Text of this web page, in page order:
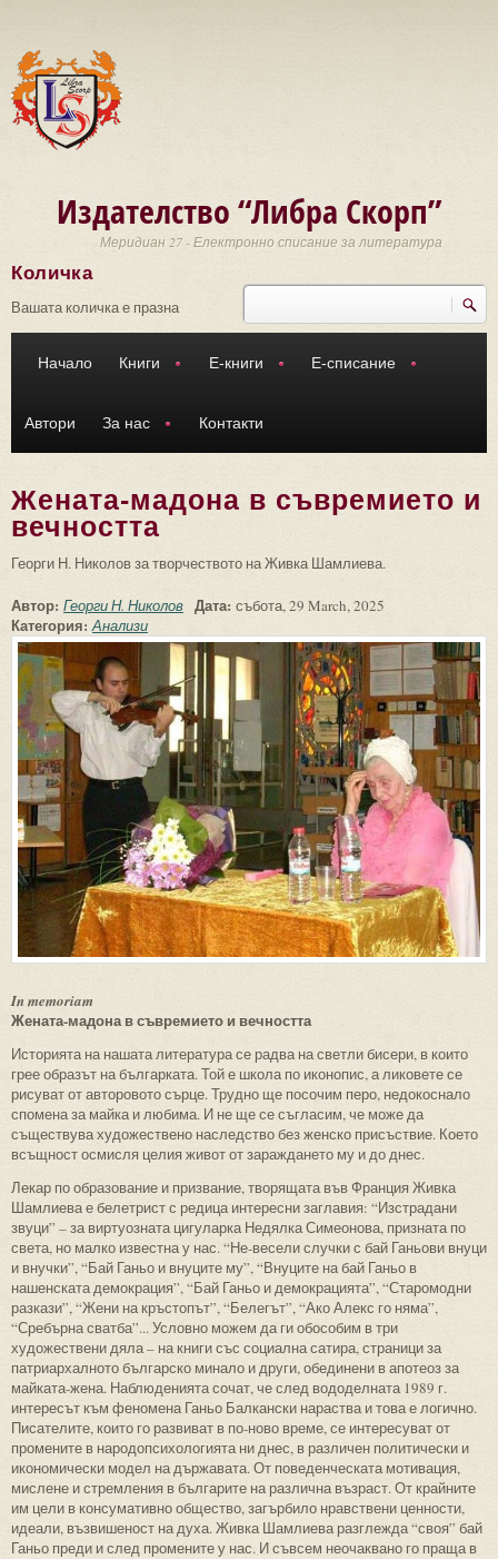
Издателство “Либра Скорп”
Меридиан 27 - Електронно списание за литература
Търси
Количка
Вашата количка е празна
Начало Книги Е-книги Е-списание
Автори За нас Контакти
Жената-мадона в съвремието и
вечността
Георги Н. Николов за творчеството на Живка Шамлиева.
Автор: Георги Н. Николов Дата: събота, 29 March, 2025
Категория:Анализи
In memoriam
Жената-мадона в съвремието и вечността
Историята на нашата литература се радва на светли бисери, в които
грее образът на българката. Той е школа по иконопис, а ликовете се
рисуват от авторовото сърце. Трудно ще посочим перо, недокоснало
спомена за майка и любима. И не ще се съгласим, че може да
съществува художествено наследство без женско присъствие. Което
всъщност осмисля целия живот от зараждането му и до днес.
Лекар по образование и призвание, творящата във Франция Живка
Шамлиева е белетрист с редица интересни заглавия: “Изстрадани
звуци” – за виртуозната цигуларка Недялка Симеонова, призната по
света, но малко известна у нас. “Не-весели случки с бай Ганьови внуци
и внучки”, “Бай Ганьо и внуците му”, “Внуците на бай Ганьо в
нашенската демокрация”, “Бай Ганьо и демокрацията”, “Старомодни
разкази”, “Жени на кръстопът”, “Белегът”, “Ако Алекс го няма”,
“Сребърна сватба”... Условно можем да ги обособим в три
художествени дяла – на книги със социална сатира, страници за
патриархалното българско минало и други, обединени в апотеоз за
майката-жена. Наблюденията сочат, че след вододелната 1989 г.
интересът към феномена Ганьо Балкански нараства и това е логично.
Писателите, които го развиват в по-ново време, се интересуват от
промените в народопсихологията ни днес, в различен политически и
икономически модел на държавата. От поведенческата мотивация,
мислене и стремления в българите на различна възраст. От крайните
им цели в консумативно общество, загърбило нравствени ценности,
идеали, възвишеност на духа. Живка Шамлиева разглежда “своя” бай
Ганьо преди и след промените у нас. И съвсем неочаквано го праща в